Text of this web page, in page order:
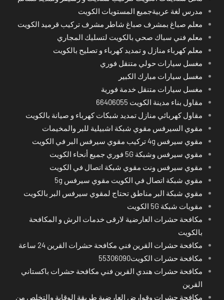
مدرس لغة عربيةجميع المستويات الكويت
معلم صباغ بمشرف صباغ شاطر مشرف تركيب قرميد الكويت
معلم فني سباك صحي بالكويت لتسليك المجاري
معلم كهرباء منازل و تمديد كهرباء و تصليح بالكويت
مغسل سيارات حولي متنقل فوري
مغسل سيارات مبارك الكبير
مغسل سيارات متنقل خدمة فورية
مقاول بناء مدينة الكويت 66406055
مقاول كهربائي منازل تمديد شبكات كهرباء و صيانة بالكويت
مقوي السيرفس مقوي شبكة اشبيلية للبر والمخيمات
مقوي سيرفس 4g تركيب مقوي سيرفس البر في الكويت
مقوي سيرفس وشبكة 5G فوري جميع أنحاء الكويت
مقوي سيرفس ونت مقوي شبكة اتصال في الكويت
مقوي شبكة اتصال في الكويت مقوي سيرفس 5g
مقوي شبكة البر مناطق تحتاج لمقوي سيرفس البر بالكويت
مقويات شبكة 5G الكويت
مكافحة حشرات العارضية لارقى خدمات الرش و المكافحة
بالكويت
مكافحة حشرات القرين فني مكافحة حشرات القرين 24 ساعة
مكافحة حشرات الكويت55306090
مكافحة حشرات هندي القرين فني مكافحة حشرات باكستاني
القرين
مكافحة حشرات وقوارض العارضية طريقة الوقاية والتخلص من